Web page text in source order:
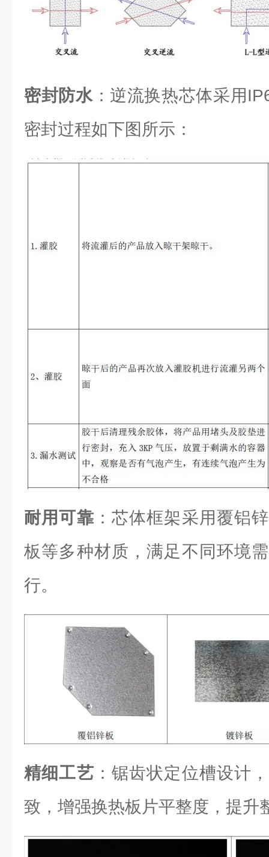
密封防水：逆流换热芯体采用
密封过程如下图所示：
耐用可靠 ：芯体框架采用覆铝
板等多种材质，满足不同环境
行。
精细工艺 ：锯齿状定位槽设计
致，增强换热板片平整度，提升